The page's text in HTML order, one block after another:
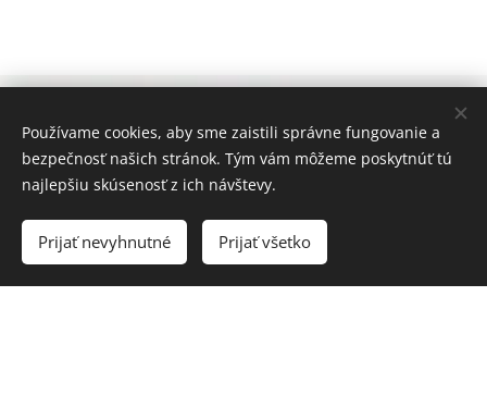
Online služby
Stiahnuť jedálny lístok
Používame cookies, aby sme zaistili správne fungovanie a
bezpečnosť našich stránok. Tým vám môžeme poskytnúť tú
najlepšiu skúsenosť z ich návštevy.
Prijať nevyhnutné Prijať všetko